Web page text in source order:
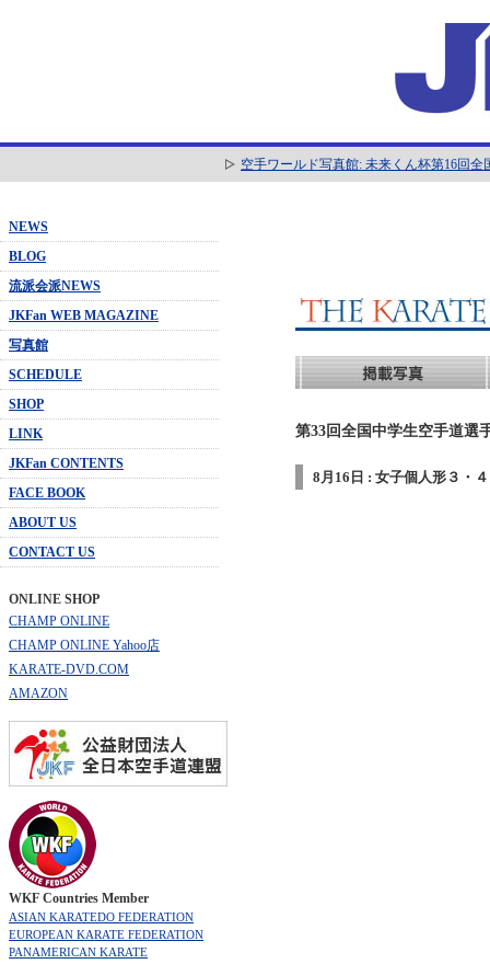
空手ワールド写真館: 未来くん杯第16回
NEWS
BLOG
流派会派NEWS
JKFan WEB MAGAZINE
写真館
SCHEDULE
SHOP
LINK
JKFan CONTENTS
FACE BOOK
ABOUT US
CONTACT US
ONLINE SHOP
CHAMP ONLINE
CHAMP ONLINE Yahoo店
KARATE-DVD.COM
AMAZON
WKF Countries Member
ASIAN KARATEDO FEDERATION
EUROPEAN KARATE FEDERATION
PANAMERICAN KARATE
第33回全国中学生空手道選
8月16日 : 女子個人形３・